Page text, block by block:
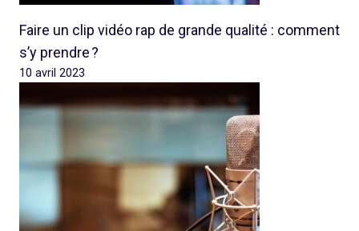
Faire un clip vidéo rap de grande qualité : comment
s’y prendre ?
10 avril 2023